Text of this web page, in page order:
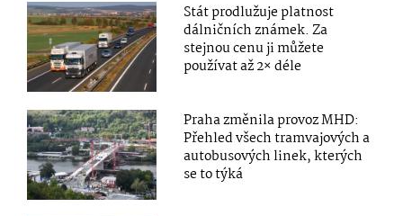
Stát prodlužuje platnost
dálničních známek. Za
stejnou cenu ji můžete
používat až 2× déle
Praha změnila provoz MHD:
Přehled všech tramvajových a
autobusových linek, kterých
se to týká